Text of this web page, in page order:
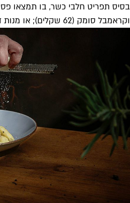
וקראמבל סומק (62 שקלים); או מנות דגים כמו שווארמה פורל מנחל דן המוגשת על פרנה מרוקאית עם צזיקי, משוויה ועשבים (94 שקלים).